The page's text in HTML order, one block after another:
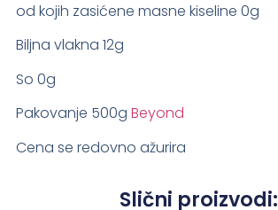
od kojih zasićene masne kiseline 0g
Biljna vlakna 12g
So 0g
Pakovanje 500g Beyond
Cena se redovno ažurira
Slični proizvodi: